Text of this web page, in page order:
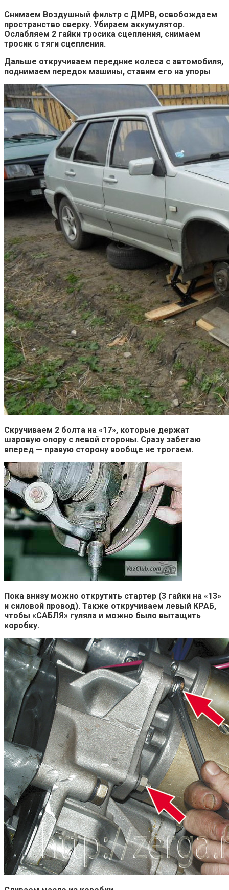
Снимаем Воздушный фильтр с ДМРВ, освобождаем
пространство сверху. Убираем аккумулятор.
Ослабляем 2 гайки тросика сцепления, снимаем
тросик с тяги сцепления.
Дальше откручиваем передние колеса с автомобиля,
поднимаем передок машины, ставим его на упоры
Скручиваем 2 болта на «17», которые держат
шаровую опору с левой стороны. Сразу забегаю
вперед — правую сторону вообще не трогаем.
Пока внизу можно открутить стартер (3 гайки на «13»
и силовой провод). Также откручиваем левый КРАБ,
чтобы «САБЛЯ» гуляла и можно было вытащить
коробку.